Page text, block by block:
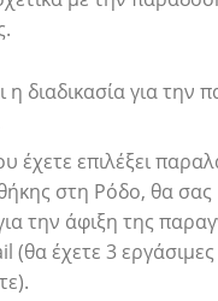
η διαδικασία για την
έχετε επιλέξει
στη Ρόδο, θα σας
την άφιξη της
έχετε 3 εργάσιμες